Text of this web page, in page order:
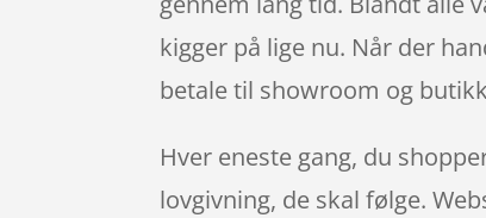
kigger på lige nu. Når der
betale til showroom og
Hver eneste gang, du
lovgivning, de skal følge.